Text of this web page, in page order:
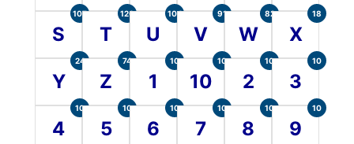
S
107
T
120
U
104
V
91
W
82
X
18
Y
24
Z
74
1
10
10
10
2
10
3
10
4
10
5
10
6
10
7
10
8
10
9
10